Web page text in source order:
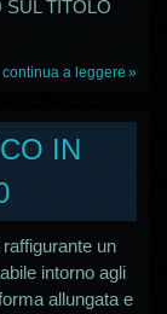
SUL TITOLO
continua a leggere
IN
un
intorno agli
allungata e